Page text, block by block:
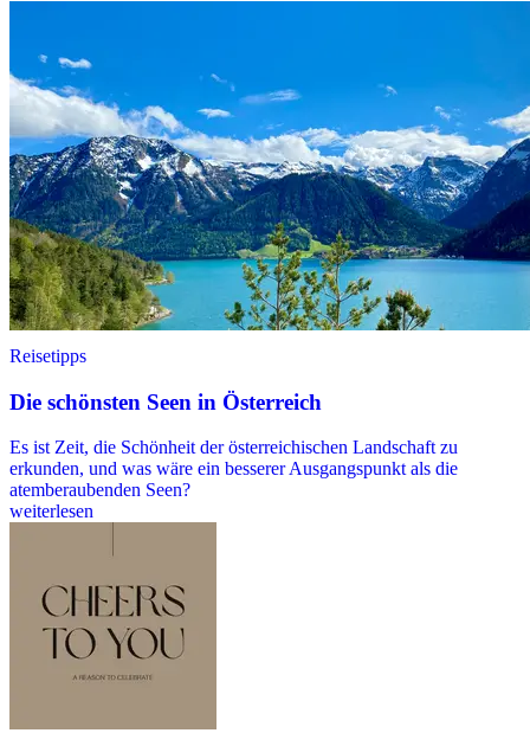
Reisetipps
Die schönsten Seen in Österreich
Es ist Zeit, die Schönheit der österreichischen Landschaft zu
erkunden, und was wäre ein besserer Ausgangspunkt als die
atemberaubenden Seen?
weiterlesen